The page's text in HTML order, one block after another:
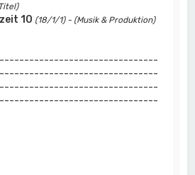
10 (18/1/1) - (Musik & Produktion)